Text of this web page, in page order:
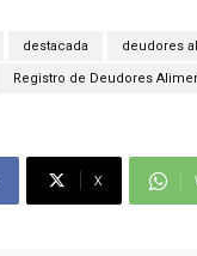
destacada deudores
Registro de Deudores
X